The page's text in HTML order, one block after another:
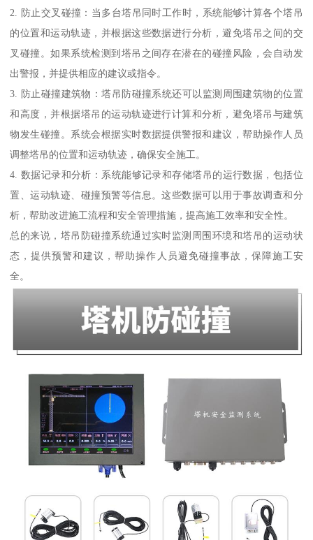
2. 防止交叉碰撞：当多台塔吊同时工作时，系统能够计算各个塔吊
的位置和运动轨迹，并根据这些数据进行分析，避免塔吊之间的交
叉碰撞。如果系统检测到塔吊之间存在潜在的碰撞风险，会自动发
出警报，并提供相应的建议或指令。
3. 防止碰撞建筑物：塔吊防碰撞系统还可以监测周围建筑物的位置
和高度，并根据塔吊的运动轨迹进行计算和分析，避免塔吊与建筑
物发生碰撞。系统会根据实时数据提供警报和建议，帮助操作人员
调整塔吊的位置和运动轨迹，确保安全施工。
4. 数据记录和分析：系统能够记录和存储塔吊的运行数据，包括位
置、运动轨迹、碰撞预警等信息。这些数据可以用于事故调查和分
析，帮助改进施工流程和安全管理措施，提高施工效率和安全性。
总的来说，塔吊防碰撞系统通过实时监测周围环境和塔吊的运动状
态，提供预警和建议，帮助操作人员避免碰撞事故，保障施工安
全。